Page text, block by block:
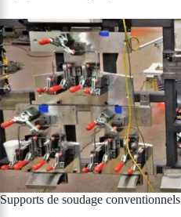
Supports de soudage conventionnels